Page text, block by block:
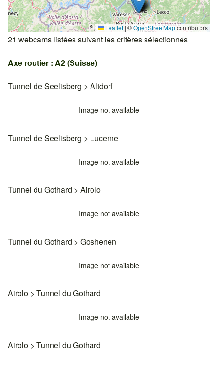
Leaflet |©OpenStreetMapcontributors
21 webcams listées suivant les critères sélectionnés
Axe routier : A2 (Suisse)
Tunnel de Seelisberg > Altdorf
Image not available
Tunnel de Seelisberg > Lucerne
Image not available
Tunnel du Gothard > Airolo
Image not available
Tunnel du Gothard > Goshenen
Image not available
Airolo > Tunnel du Gothard
Image not available
Airolo > Tunnel du Gothard